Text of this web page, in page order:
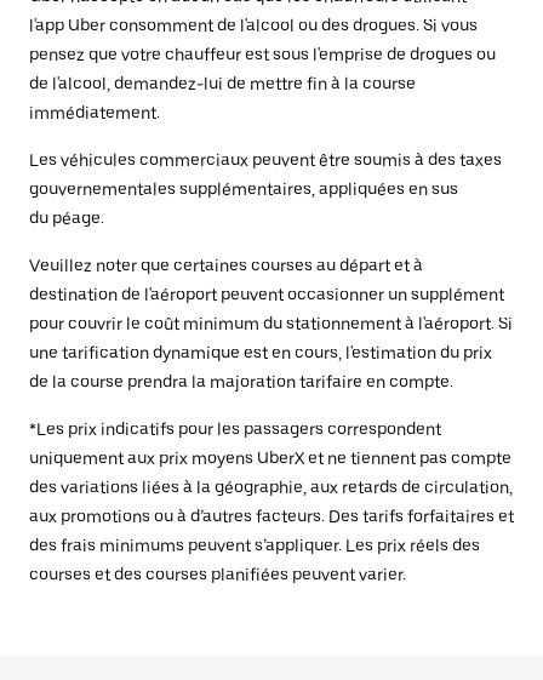
l'app Uber consomment de l'alcool ou des drogues. Si vous
pensez que votre chauffeur est sous l'emprise de drogues ou
de l'alcool, demandez-lui de mettre fin à la course
immédiatement.
Les véhicules commerciaux peuvent être soumis à des taxes
gouvernementales supplémentaires, appliquées en sus
du péage.
Veuillez noter que certaines courses au départ et à
destination de l'aéroport peuvent occasionner un supplément
pour couvrir le coût minimum du stationnement à l'aéroport. Si
une tarification dynamique est en cours, l'estimation du prix
de la course prendra la majoration tarifaire en compte.
*Les prix indicatifs pour les passagers correspondent
uniquement aux prix moyens UberX et ne tiennent pas compte
des variations liées à la géographie, aux retards de circulation,
aux promotions ou à d’autres facteurs. Des tarifs forfaitaires et
des frais minimums peuvent s’appliquer. Les prix réels des
courses et des courses planifiées peuvent varier.